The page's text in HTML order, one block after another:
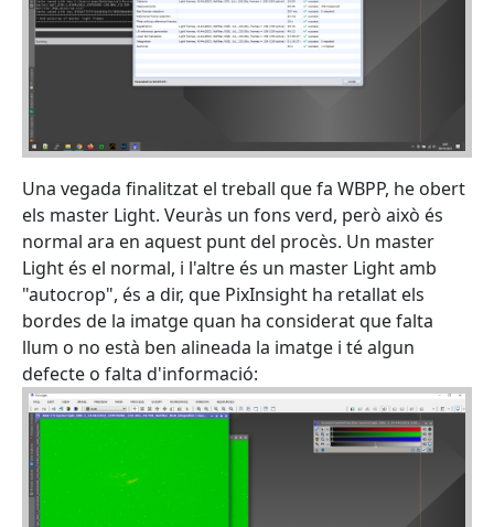
Una vegada finalitzat el treball que fa WBPP, he obert
els master Light. Veuràs un fons verd, però això és
normal ara en aquest punt del procès. Un master
Light és el normal, i l'altre és un master Light amb
"autocrop", és a dir, que PixInsight ha retallat els
bordes de la imatge quan ha considerat que falta
llum o no està ben alineada la imatge i té algun
defecte o falta d'informació: